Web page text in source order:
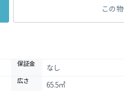
この
保証金 なし
広さ 65.5㎡